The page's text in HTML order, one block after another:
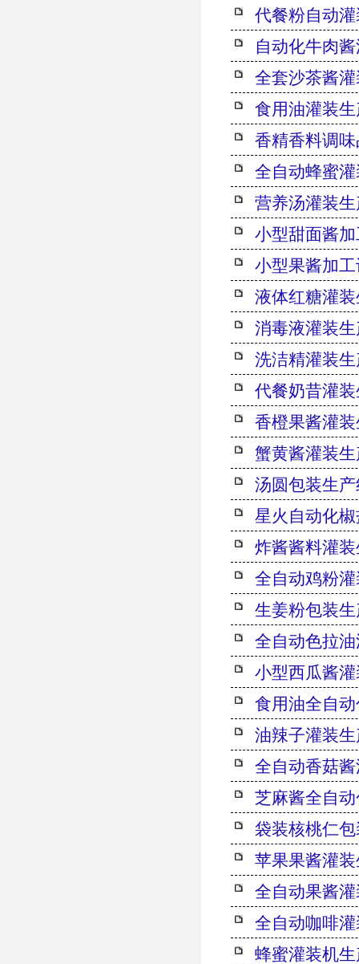
代餐粉自动
自动化牛肉
全套沙茶酱
食用油灌装
香精香料调
全自动蜂蜜
营养汤灌装
小型甜面酱
小型果酱加
液体红糖灌
消毒液灌装
洗洁精灌装
代餐奶昔灌
香橙果酱灌
蟹黄酱灌装
汤圆包装生
星火自动化
炸酱酱料灌
全自动鸡粉
生姜粉包装
全自动色拉
小型西瓜酱
食用油全自
油辣子灌装
全自动香菇
芝麻酱全自
袋装核桃仁
苹果果酱灌
全自动果酱
全自动咖啡
蜂蜜灌装机